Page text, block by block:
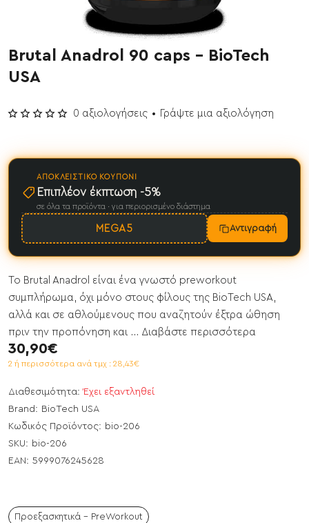
Έχει εξαντληθεί
Brutal Anadrol 90 caps - BioTech
USA
Διαθεσιμότητα: Έχει εξαντληθεί
Brand: BioTech USA
Κωδικός Προϊόντος: bio-206
SKU: bio-206
EAN: 5999076245628
0 αξιολογήσεις • Γράψτε μια αξιολόγηση
30,90€
2 ή περισσότερα ανά τμχ : 28,43€
ΑΠΟΚΛΕΙΣΤΙΚΌ ΚΟΥΠΌΝΙ
Επιπλέον έκπτωση -5%
σε όλα τα προϊόντα · για περιορισμένο διάστημα
MEGA5 Αντιγραφή
Το Brutal Anadrol είναι ένα γνωστό preworkout
συμπλήρωμα, όχι μόνο στους φίλους της BioTech USA,
αλλά και σε αθλούμενους που αναζητούν έξτρα ώθηση
πριν την προπόνηση και ... Διαβάστε περισσότερα
Προεξασκητικά - PreWorkout